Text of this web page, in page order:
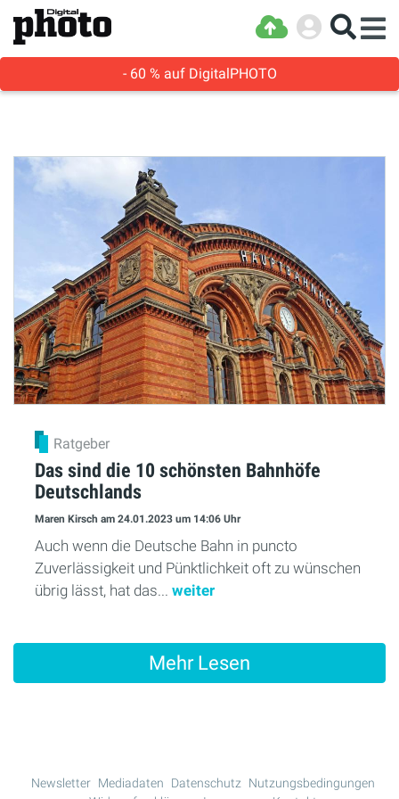
- 60 % auf DigitalPHOTO
Ratgeber
Das sind die 10 schönsten Bahnhöfe
Deutschlands
Maren Kirsch am 24.01.2023 um 14:06 Uhr
Auch wenn die Deutsche Bahn in puncto
Zuverlässigkeit und Pünktlichkeit oft zu wünschen
übrig lässt, hat das... weiter
Mehr Lesen
Newsletter Mediadaten Datenschutz Nutzungsbedingungen